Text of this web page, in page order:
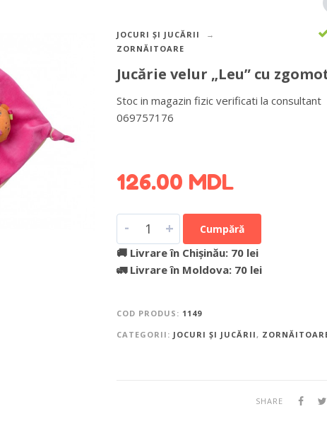
JOCURI ȘI JUCĂRII
ZORNĂITOARE
Jucărie velur „Leu” cu
Stoc in magazin fizic verificati la consultant
069757176
126.00 MDL
- + Cumpără
🚚 Livrare în Chișinău: 70 lei
🚛 Livrare în Moldova: 70 lei
COD PRODUS: 1149
CATEGORII: JOCURI ȘI JUCĂRII ,
SHARE